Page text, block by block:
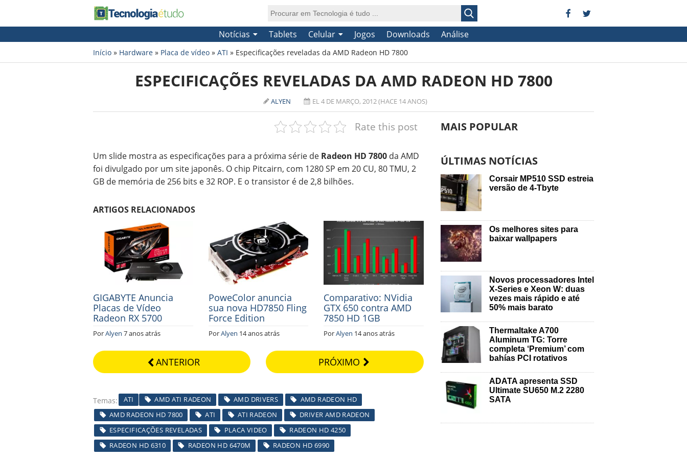
Notícias Tablets Celular Jogos Downloads Análise
Início » Hardware » Placa de vídeo » ATI » Especificações reveladas da AMD Radeon HD 7800
ESPECIFICAÇÕES REVELADAS DA AMD RADEON HD 7800
ALYEN EL 4 DE MARÇO, 2012 (HACE 14 ANOS)
Rate this post
Um slide mostra as especificações para a próxima série de Radeon HD 7800 da AMD
foi divulgado por um site japonês. O chip Pitcairn, com 1280 SP em 20 CU, 80 TMU, 2
GB de memória de 256 bits e 32 ROP. E o transistor é de 2,8 bilhões.
ARTIGOS RELACIONADOS
GIGABYTE Anuncia
Placas de Vídeo
Radeon RX 5700
PorAlyen 7 anos atrás
PoweColor anuncia
sua nova HD7850 Fling
Force Edition
PorAlyen 14 anos atrás
Comparativo: NVidia
GTX 650 contra AMD
7850 HD 1GB
PorAlyen 14 anos atrás
ANTERIOR PRÓXIMO
Temas ATI AMD ATI RADEON AMD DRIVERS
AMD RADEON HD
AMD RADEON HD 7800
ATI ATI RADEON
DRIVER AMD RADEON
ESPECIFICAÇÕES REVELADAS
PLACA VIDEO
RADEON HD 4250
RADEON HD 6310
RADEON HD 6470M RADEON HD 6990
MAIS POPULAR
ÚLTIMAS NOTÍCIAS
Corsair MP510 SSD estreia
versão de 4-Tbyte
Os melhores sites para
baixar wallpapers
Novos processadores Intel
X-Series e Xeon W: duas
vezes mais rápido e até
50% mais barato
Thermaltake A700
Aluminum TG: Torre
completa ‘Premium’ com
bahías PCI rotativos
ADATA apresenta SSD
Ultimate SU650 M.2 2280
SATA